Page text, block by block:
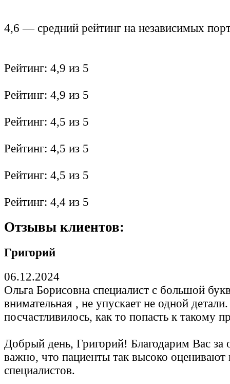
4,6 — средний рейтинг на независимых
Рейтинг: 4,9 из 5
Рейтинг: 4,9 из 5
Рейтинг: 4,5 из 5
Рейтинг: 4,5 из 5
Рейтинг: 4,5 из 5
Рейтинг: 4,4 из 5
Отзывы клиентов:
Григорий
06.12.2024
Ольга Борисовна специалист с большой
внимательная , не упускает не одной
посчастливилось, как то попасть к такому
Добрый день, Григорий! Благодарим Вас за
важно, что пациенты так высоко
специалистов.